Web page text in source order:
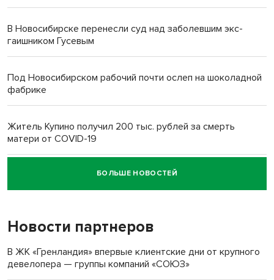
В Новосибирске перенесли суд над заболевшим экс-
гаишником Гусевым
Под Новосибирском рабочий почти ослеп на шоколадной
фабрике
Житель Купино получил 200 тыс. рублей за смерть
матери от COVID-19
Новосибирский суд наказал водителя за смерть
пенсионерки на вокзале
«Мы живём на пастбище!»: в новосибирском селе лошади
терроризируют жителей
Инвалид получил условный срок за избиение врачей
БОЛЬШЕ НОВОСТЕЙ
Новости партнеров
В ЖК «Гренландия» впервые клиентские дни от крупного
девелопера — группы компаний «СОЮЗ»